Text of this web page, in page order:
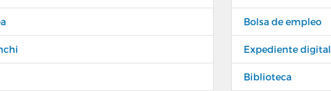
Bolsa de empleo
Expediente digital
Biblioteca